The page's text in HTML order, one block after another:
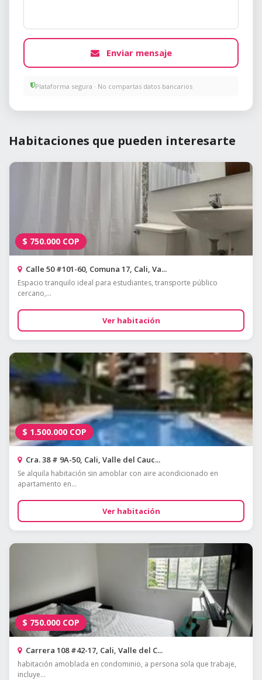
Enviar mensaje
Plataforma segura · No compartas datos bancarios
Habitaciones que pueden interesarte
$ 750.000 COP
Calle 50 #101-60, Comuna 17, Cali, Va...
Espacio tranquilo ideal para estudiantes, transporte público
cercano,...
Ver habitación
$ 1.500.000 COP
Cra. 38 # 9A-50, Cali, Valle del Cauc...
Se alquila habitación sin amoblar con aire acondicionado en
apartamento en...
Ver habitación
$ 750.000 COP
Carrera 108 #42-17, Cali, Valle del C...
habitación amoblada en condominio, a persona sola que trabaje,
incluye...